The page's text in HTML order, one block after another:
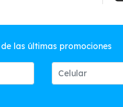
las últimas promociones